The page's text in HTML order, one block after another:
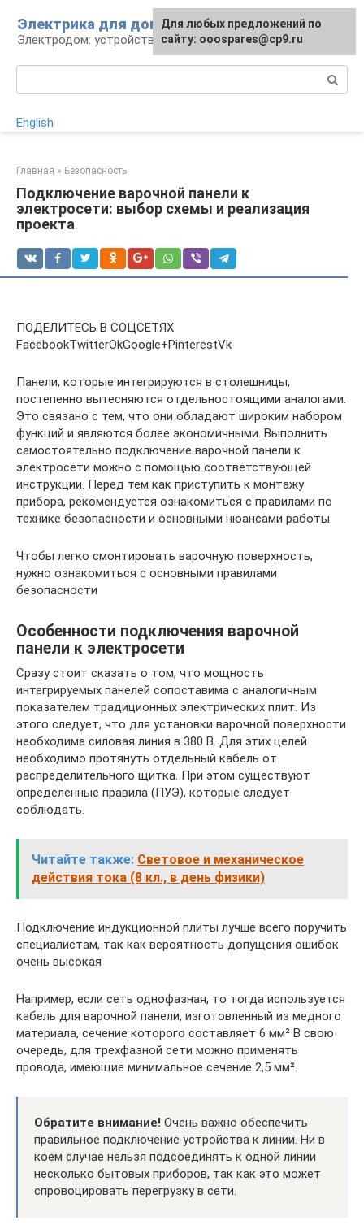
контенту
Электрика для дома
Электродом: устройства, кабели, ремонт
English
Главная » Безопасность
Подключение варочной панели к
электросети: выбор схемы и реализация
проекта
ПОДЕЛИТЕСЬ В СОЦСЕТЯХ
FacebookTwitterOkGoogle+PinterestVk
Панели, которые интегрируются в столешницы,
постепенно вытесняются отдельностоящими аналогами.
Это связано с тем, что они обладают широким набором
функций и являются более экономичными. Выполнить
самостоятельно подключение варочной панели к
электросети можно с помощью соответствующей
инструкции. Перед тем как приступить к монтажу
прибора, рекомендуется ознакомиться с правилами по
технике безопасности и основными нюансами работы.
Чтобы легко смонтировать варочную поверхность,
нужно ознакомиться с основными правилами
безопасности
Особенности подключения варочной
панели к электросети
Сразу стоит сказать о том, что мощность
интегрируемых панелей сопоставима с аналогичным
показателем традиционных электрических плит. Из
этого следует, что для установки варочной поверхности
необходима силовая линия в 380 В. Для этих целей
необходимо протянуть отдельный кабель от
распределительного щитка. При этом существуют
определенные правила (ПУЭ), которые следует
соблюдать.
Читайте также: Световое и механическое
действия тока (8 кл., в день физики)
Подключение индукционной плиты лучше всего поручить
специалистам, так как вероятность допущения ошибок
очень высокая
Например, если сеть однофазная, то тогда используется
кабель для варочной панели, изготовленный из медного
материала, сечение которого составляет 6 мм² В свою
очередь, для трехфазной сети можно применять
провода, имеющие минимальное сечение 2,5 мм².
Обратите внимание! Очень важно обеспечить
правильное подключение устройства к линии. Ни в
коем случае нельзя подсоединять к одной линии
несколько бытовых приборов, так как это может
спровоцировать перегрузку в сети.
Для любых предложений по
сайту: ooospares@cp9.ru